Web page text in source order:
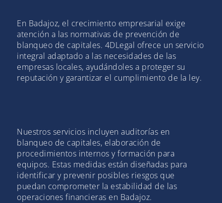
En Badajoz, el crecimiento empresarial exige
atención a las normativas de prevención de
blanqueo de capitales. 4DLegal ofrece un servicio
integral adaptado a las necesidades de las
empresas locales, ayudándoles a proteger su
reputación y garantizar el cumplimiento de la ley.
Nuestros servicios incluyen auditorías en
blanqueo de capitales, elaboración de
procedimientos internos y formación para
equipos. Estas medidas están diseñadas para
identificar y prevenir posibles riesgos que
puedan comprometer la estabilidad de las
operaciones financieras en Badajoz.